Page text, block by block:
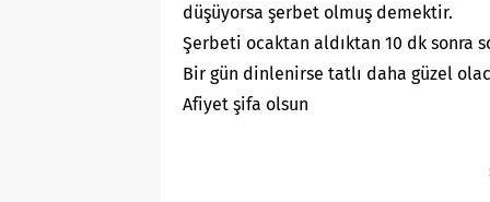
düşüyorsa şerbet olmuş demektir.
Şerbeti ocaktan aldıktan 10 dk sonra
Bir gün dinlenirse tatlı daha güzel
Afiyet şifa olsun